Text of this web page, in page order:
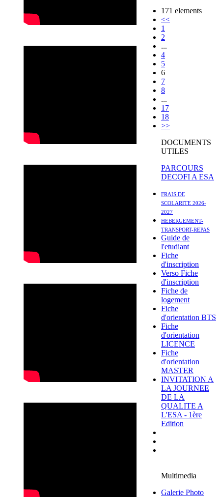
171 elements
<<
1
2
...
4
5
6
7
8
...
17
18
>>
DOCUMENTS
UTILES
PARCOURS
DECOFI A ESA
FRAIS DE
SCOLARITE 2026-
2027
HEBERGEMENT-
TRANSPORT-REPAS
Guide de
l'etudiant
Fiche
d'inscription
Verso Fiche
d'inscription
Fiche de
logement
Fiche
d'orientation BTS
Fiche
d'orientation
LICENCE
Fiche
d'orientation
MASTER
INVITATION A
LA JOURNEE
DE LA
QUALITE A
L'ESA - 1ère
Edition
Multimedia
Galerie Photo